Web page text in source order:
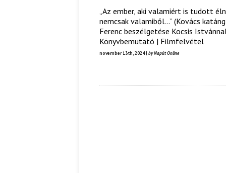
„Az ember, aki valamiért is tudott
nemcsak valamiből…” (Kovács katáng
Ferenc beszélgetése Kocsis
Könyvbemutató | Filmfelvétel
november 13th, 2024 | by Napút Online